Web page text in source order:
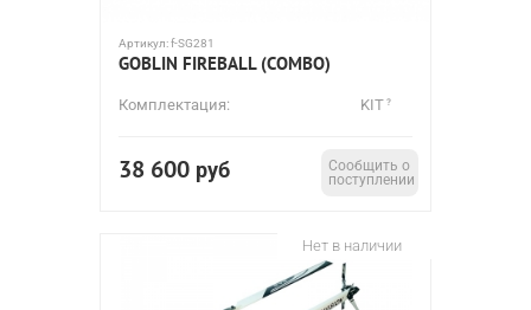
Артикул:f-SG281
GOBLIN FIREBALL (COMBO)
Комплектация: KIT
38 600 руб
Сообщить о
поступлении
Нет в наличии